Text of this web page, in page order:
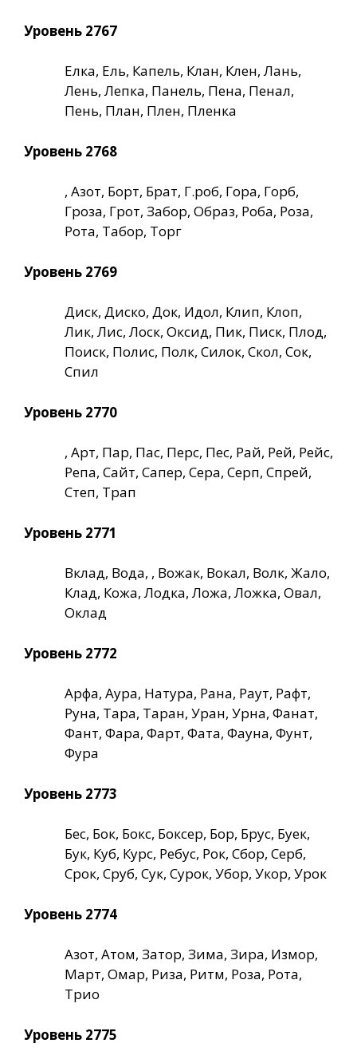
Уровень 2767
Елка, Ель, Капель, Клан, Клен, Лань,
Лень, Лепка, Панель, Пена, Пенал,
Пень, План, Плен, Пленка
Уровень 2768
, Азот, Борт, Брат, Г.роб, Гора, Горб,
Гроза, Грот, Забор, Образ, Роба, Роза,
Рота, Табор, Торг
Уровень 2769
Диск, Диско, Док, Идол, Клип, Клоп,
Лик, Лис, Лоск, Оксид, Пик, Писк, Плод,
Поиск, Полис, Полк, Силок, Скол, Сок,
Спил
Уровень 2770
, Арт, Пар, Пас, Перс, Пес, Рай, Рей, Рейс,
Репа, Сайт, Сапер, Сера, Серп, Спрей,
Степ, Трап
Уровень 2771
Вклад, Вода, , Вожак, Вокал, Волк, Жало,
Клад, Кожа, Лодка, Ложа, Ложка, Овал,
Оклад
Уровень 2772
Арфа, Аура, Натура, Рана, Раут, Рафт,
Руна, Тара, Таран, Уран, Урна, Фанат,
Фант, Фара, Фарт, Фата, Фауна, Фунт,
Фура
Уровень 2773
Бес, Бок, Бокс, Боксер, Бор, Брус, Буек,
Бук, Куб, Курс, Ребус, Рок, Сбор, Серб,
Срок, Сруб, Сук, Сурок, Убор, Укор, Урок
Уровень 2774
Азот, Атом, Затор, Зима, Зира, Измор,
Март, Омар, Риза, Ритм, Роза, Рота,
Трио
Уровень 2775